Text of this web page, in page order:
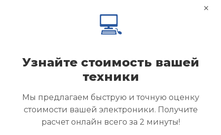
×
💻
Узнайте стоимость вашей
техники
Мы предлагаем быструю и точную оценку
стоимости вашей электроники. Получите
расчет онлайн всего за 2 минуты!